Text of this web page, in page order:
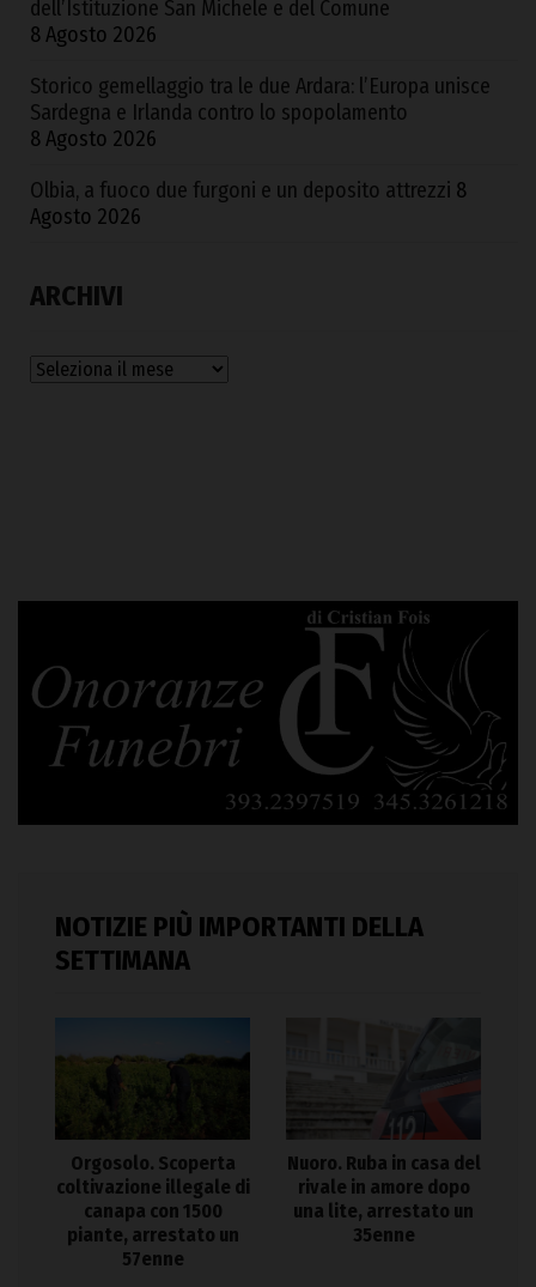
dell’Istituzione San Michele e del Comune
8 Agosto 2026
Storico gemellaggio tra le due Ardara: l’Europa unisce
Sardegna e Irlanda contro lo spopolamento
8 Agosto 2026
Olbia, a fuoco due furgoni e un deposito attrezzi 8
Agosto 2026
ARCHIVI
Archivi
NOTIZIE PIÙ IMPORTANTI DELLA
SETTIMANA
Orgosolo. Scoperta
coltivazione illegale di
canapa con 1500
piante, arrestato un
57enne
Nuoro. Ruba in casa del
rivale in amore dopo
una lite, arrestato un
35enne